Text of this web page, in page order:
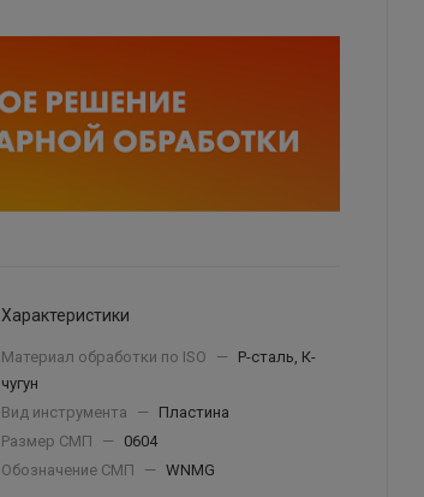
Характеристики
Материал обработки по ISO —
P-сталь, К-
чугун
Вид инструмента
—
Пластина
Размер СМП
—
0604
Обозначение СМП
— WNMG